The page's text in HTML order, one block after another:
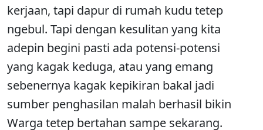
kerjaan, tapi dapur di rumah kudu tetep
ngebul. Tapi dengan kesulitan yang kita
adepin begini pasti ada potensi-potensi
yang kagak keduga, atau yang emang
sebenernya kagak kepikiran bakal jadi
sumber penghasilan malah berhasil bikin
Warga tetep bertahan sampe sekarang.